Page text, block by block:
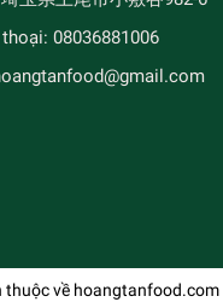
08036881006
thuộc về hoangtanfood.com